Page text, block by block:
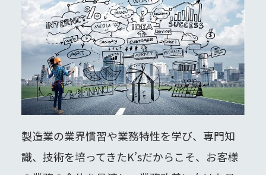
製造業の業界慣習や業務特性を学び、専門知
識、技術を培ってきたK’sだからこそ、お客様